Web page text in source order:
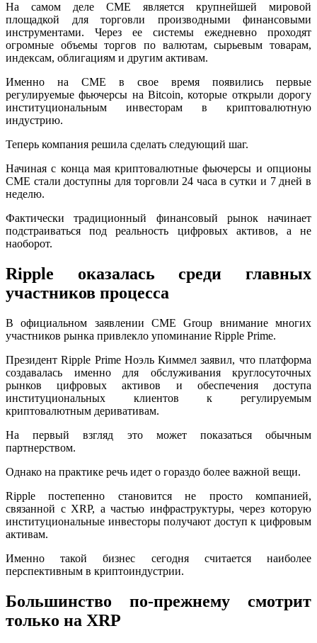
На самом деле CME является крупнейшей мировой
площадкой для торговли производными финансовыми
инструментами. Через ее системы ежедневно проходят
огромные объемы торгов по валютам, сырьевым товарам,
индексам, облигациям и другим активам.
Именно на CME в свое время появились первые
регулируемые фьючерсы на Bitcoin, которые открыли дорогу
институциональным инвесторам в криптовалютную
индустрию.
Теперь компания решила сделать следующий шаг.
Начиная с конца мая криптовалютные фьючерсы и опционы
CME стали доступны для торговли 24 часа в сутки и 7 дней в
неделю.
Фактически традиционный финансовый рынок начинает
подстраиваться под реальность цифровых активов, а не
наоборот.
Ripple оказалась среди главных
участников процесса
В официальном заявлении CME Group внимание многих
участников рынка привлекло упоминание Ripple Prime.
Президент Ripple Prime Ноэль Киммел заявил, что платформа
создавалась именно для обслуживания круглосуточных
рынков цифровых активов и обеспечения доступа
институциональных клиентов к регулируемым
криптовалютным деривативам.
На первый взгляд это может показаться обычным
партнерством.
Однако на практике речь идет о гораздо более важной вещи.
Ripple постепенно становится не просто компанией,
связанной с XRP, а частью инфраструктуры, через которую
институциональные инвесторы получают доступ к цифровым
активам.
Именно такой бизнес сегодня считается наиболее
перспективным в криптоиндустрии.
Большинство по-прежнему смотрит
только на XRP